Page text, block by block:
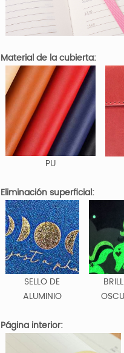
Material de la cubierta:
PU
Eliminación superficial:
SELLO DE
ALUMINIO
Página interior: